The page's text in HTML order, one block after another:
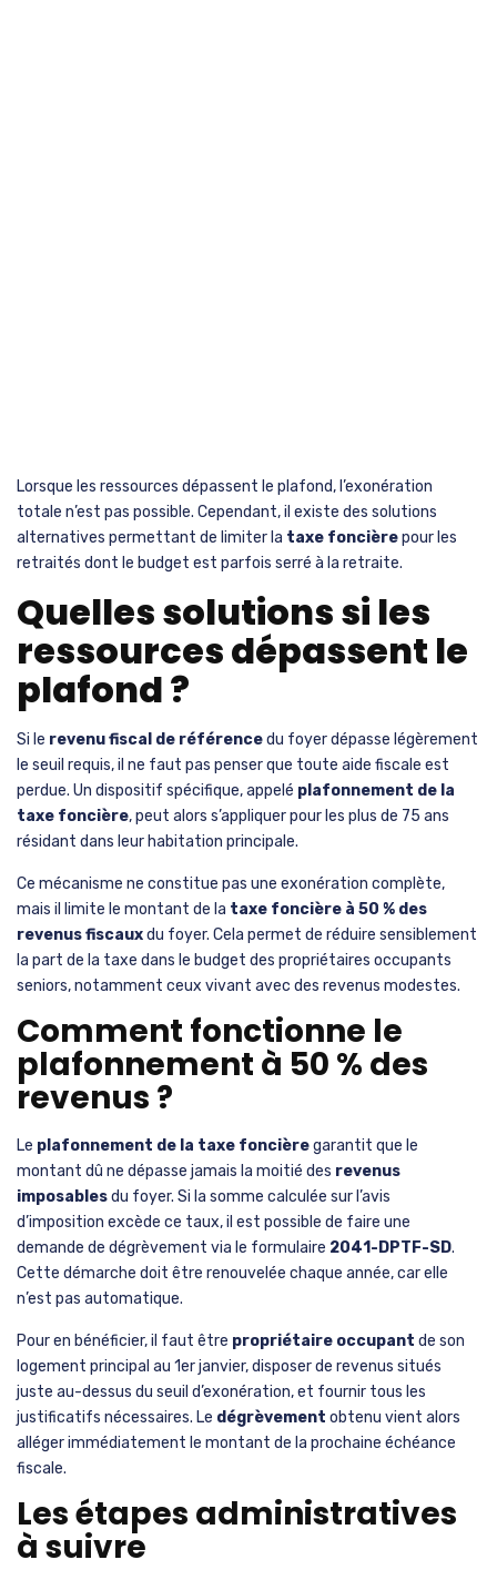
Lorsque les ressources dépassent le plafond, l’exonération
totale n’est pas possible. Cependant, il existe des solutions
alternatives permettant de limiter la taxe foncièrepour les
retraités dont le budget est parfois serré à la retraite.
Quelles solutions si les
ressources dépassent le
plafond ?
Si le revenu fiscal de référencedu foyer dépasse légèrement
le seuil requis, il ne faut pas penser que toute aide fiscale est
perdue. Un dispositif spécifique, appelé plafonnement de la
taxe foncière, peut alors s’appliquer pour les plus de 75 ans
résidant dans leur habitation principale.
Ce mécanisme ne constitue pas une exonération complète,
mais il limite le montant de la taxe foncière à 50 % des
revenus fiscauxdu foyer. Cela permet de réduire sensiblement
la part de la taxe dans le budget des propriétaires occupants
seniors, notamment ceux vivant avec des revenus modestes.
Comment fonctionne le
plafonnement à 50 % des
revenus ?
Le plafonnement de la taxe foncièregarantit que le
montant dû ne dépasse jamais la moitié des revenus
imposablesdu foyer. Si la somme calculée sur l’avis
d’imposition excède ce taux, il est possible de faire une
demande de dégrèvement via le formulaire 2041-DPTF-SD.
Cette démarche doit être renouvelée chaque année, car elle
n’est pas automatique.
Pour en bénéficier, il faut être propriétaire occupant de son
logement principal au 1er janvier, disposer de revenus situés
juste au-dessus du seuil d’exonération, et fournir tous les
justificatifs nécessaires. Le dégrèvement obtenu vient alors
alléger immédiatement le montant de la prochaine échéance
fiscale.
Les étapes administratives
à suivre